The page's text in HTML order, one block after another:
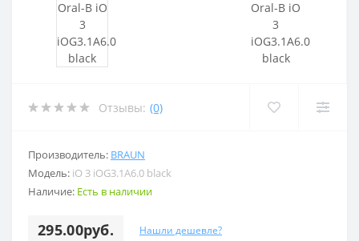
Отзывы: (0)
Производитель: BRAUN
Модель: iO 3 iOG3.1A6.0 black
Наличие: Есть в наличии
295.00руб. Нашли дешевле?